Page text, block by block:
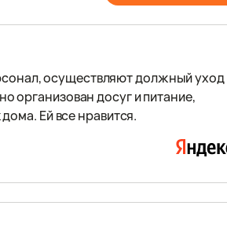
осуществляют должный уход
организoван досуг и питание,
Ей все нравится.